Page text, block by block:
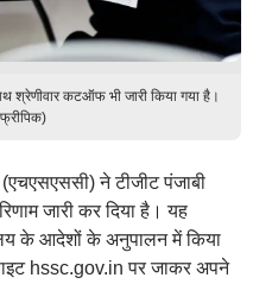
श्रेणीवार कटऑफ भी जारी किया गया है।
(एचएसएससी) ने टीजीट पंजाबी
जारी कर दिया है। यह
के आदेशों के अनुपालन में किया
hssc.gov.in पर जाकर अपने